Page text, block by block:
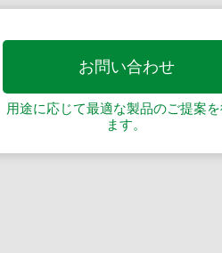
お問い合わせ
用途に応じて最適な製品のご提案
ます。